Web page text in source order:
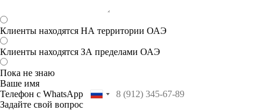
Клиенты находятся НА территории ОАЭ
Клиенты находятся ЗА пределами ОАЭ
Пока не знаю
Ваше имя
Телефон с WhatsApp
Задайте свой вопрос